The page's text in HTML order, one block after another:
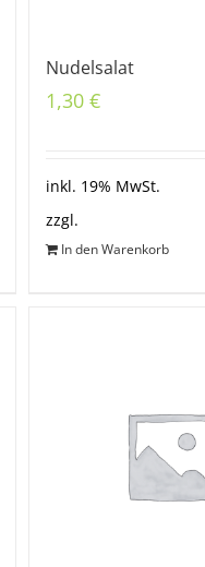
Nudelsalat
1,30 €
inkl. 19% MwSt.
zzgl.
In den Warenkorb